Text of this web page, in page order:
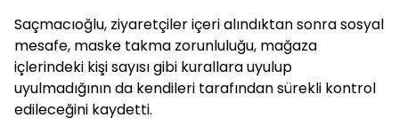
Saçmacıoğlu, ziyaretçiler içeri alındıktan sonra sosyal
mesafe, maske takma zorunluluğu, mağaza
içlerindeki kişi sayısı gibi kurallara uyulup
uyulmadığının da kendileri tarafından sürekli kontrol
edileceğini kaydetti.